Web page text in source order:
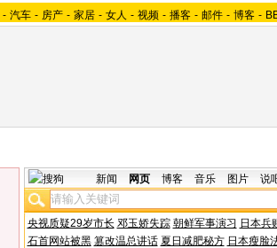
- 汽车 - 房产 - 家居 - 女人 - 视频 - 播客 - 邮件 - 博客 -
新闻 网页 博客 音乐 图片 说
央视质疑29岁市长 邓玉娇失踪 朝鲜军事演习 日本兵
石首网站被黑 篡改温总讲话 夏日减肥秘方 日本瘦脸